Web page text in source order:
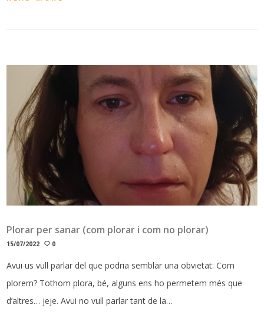
Plorar per sanar (com plorar i com no plorar)
15/07/2022 0
Avui us vull parlar del que podria semblar una obvietat: Com
plorem? Tothom plora, bé, alguns ens ho permetem més que
d’altres… jeje. Avui no vull parlar tant de la…